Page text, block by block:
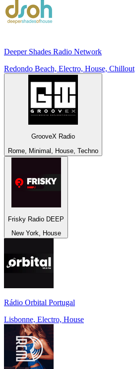
Deeper Shades Radio Network
Redondo Beach, Electro, House, Chillout
GrooveX Radio
Rome, Minimal, House, Techno
Frisky Radio DEEP
New York, House
Rádio Orbital Portugal
Lisbonne, Electro, House